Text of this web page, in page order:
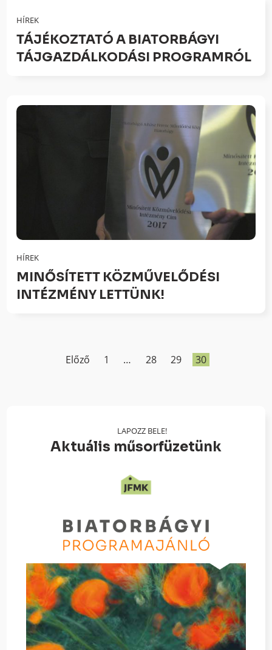
HÍREK
TÁJÉKOZTATÓ A BIATORBÁGYI
TÁJGAZDÁLKODÁSI PROGRAMRÓL
HÍREK
MINŐSÍTETT KÖZMŰVELŐDÉSI
INTÉZMÉNY LETTÜNK!
Előző 1 … 28 29 30
LAPOZZ BELE!
Aktuális műsorfüzetünk